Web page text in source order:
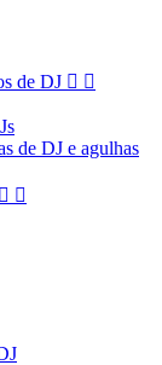
de DJ  
de DJ e agulhas
 